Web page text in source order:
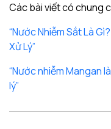
Các bài viết có chung
“Nước Nhiễm Sắt Là
Xử Lý”
“Nước nhiễm Mangan
lý”